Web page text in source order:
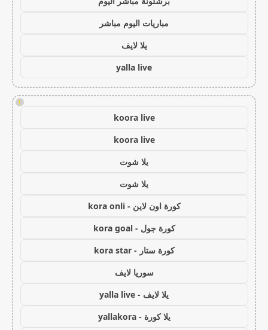
مباريات اليوم مباشر
يلا لايف
yalla live
!
koora live
koora live
يلا شوت
يلا شوت
كورة اون لاين - kora onli
كورة جول - kora goal
كورة ستار - kora star
سوريا لايف
يلا لايف - yalla live
يلا كورة - yallakora